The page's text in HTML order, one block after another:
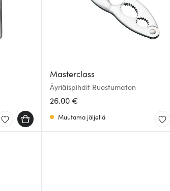
Masterclass
Äyriäispihdit Ruostumaton
26.00 €
Muutama jäljellä